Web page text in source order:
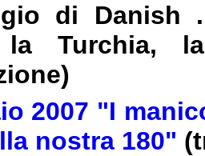
di Danish
la Turchia,
2007 "I
nostra 180"